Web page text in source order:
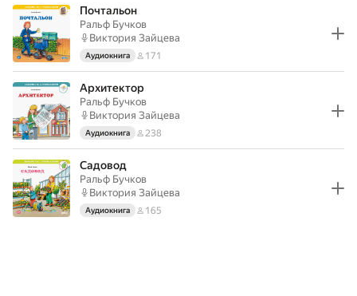
Почтальон
Ральф Бучков
Виктория Зайцева
Аудиокнига 171
Архитектор
Ральф Бучков
Виктория Зайцева
Аудиокнига 238
Садовод
Ральф Бучков
Виктория Зайцева
Аудиокнига 165